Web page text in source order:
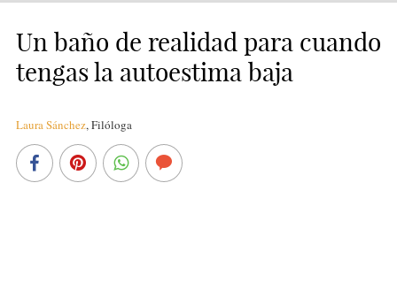
Un baño de realidad para cuando
tengas la autoestima baja
Laura Sánchez,Filóloga